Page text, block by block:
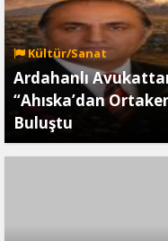
Kültür/Sanat
Ardahanlı
“Ahıska’dan
Buluştu